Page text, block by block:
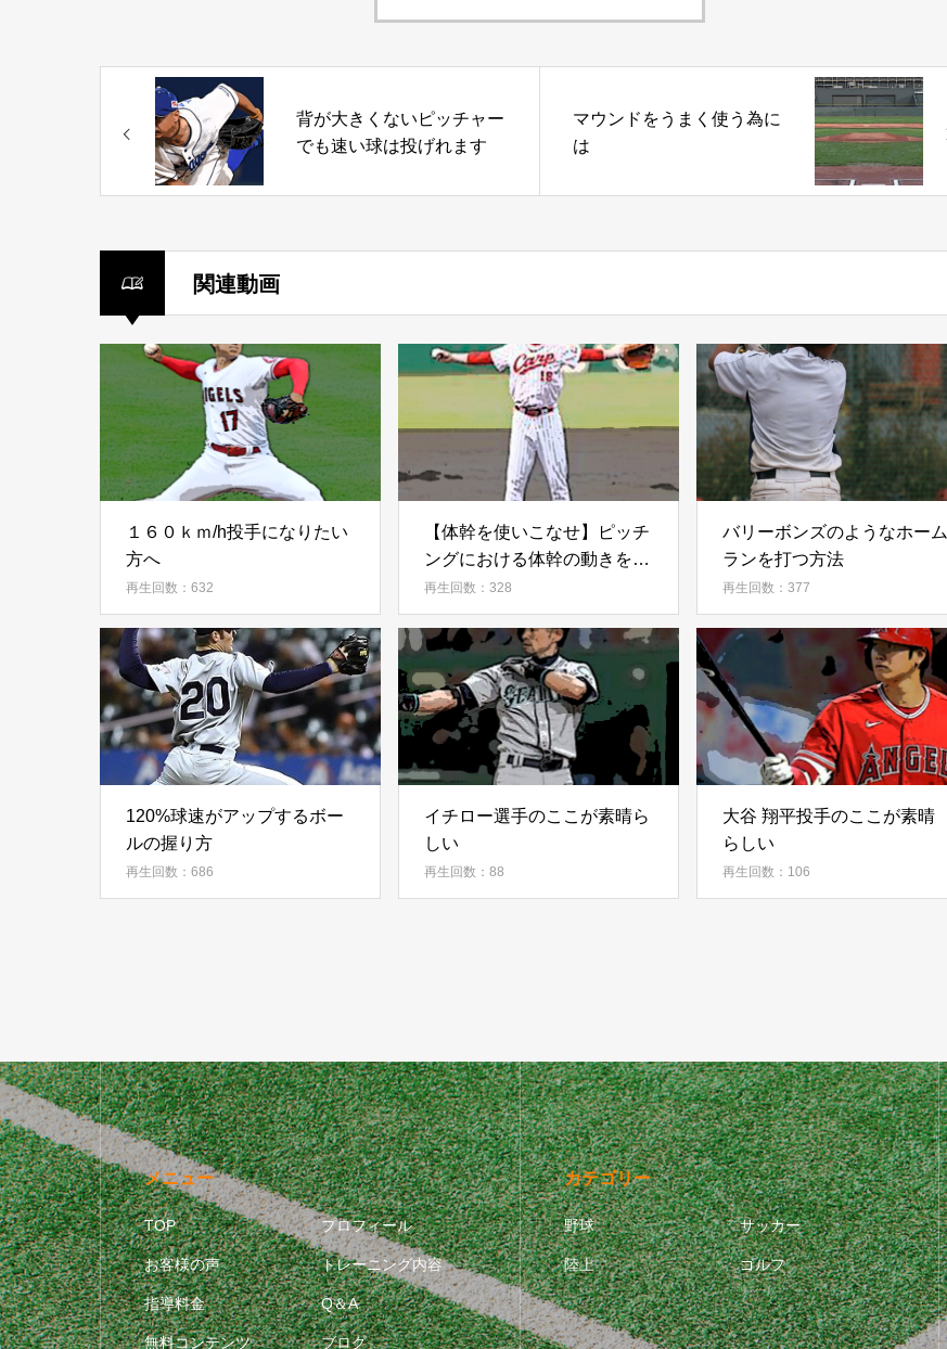
背が大きくないピッチャー
でも速い球は投げれます
マウンドをうまく使う為に
は
関連動画
１６０ｋｍ/h投手になりたい
方へ
再生回数：632
【体幹を使いこなせ】ピッチ
ングにおける体幹の動きをイ
ンストール出来る方法
再生回数：328
バリーボンズのようなホーム
ランを打つ方法
再生回数：377
120%球速がアップするボー
ルの握り方
再生回数：686
イチロー選手のここが素晴ら
しい
再生回数：88
大谷 翔平投手のここが素晴
らしい
再生回数：106
メニュー
TOP プロフィール
お客様の声 トレーニング内容
指導料金 Q＆A
無料コンテンツ ブログ
カテゴリー
野球 サッカー
陸上 ゴルフ